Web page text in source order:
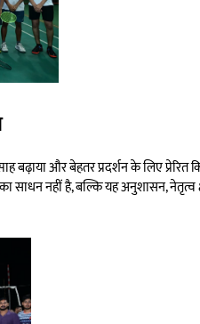
बढ़ाया और बेहतर प्रदर्शन के लिए
साधन नहीं है, बल्कि यह अनुशासन,